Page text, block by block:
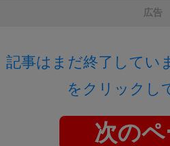
広告
記事はまだ終了してい
をクリックし
次の